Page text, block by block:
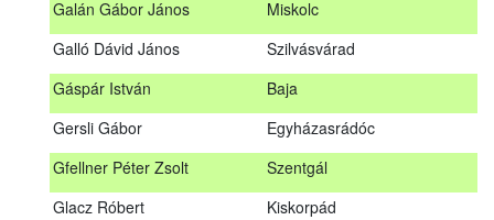
Galán Gábor János
Miskolc
Galló Dávid János
Szilvásvárad
Gáspár István
Baja
Gersli Gábor
Egyházasrádóc
Gfellner Péter Zsolt
Szentgál
Glacz Róbert
Kiskorpád
Gaál Győző Bálint
Esztergom
Miskolc
Szilvásvárad